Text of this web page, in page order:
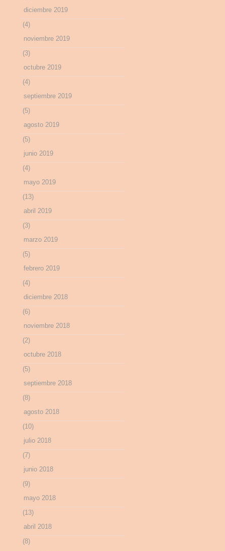
diciembre 2019
(4)
noviembre 2019
(3)
octubre 2019
(4)
septiembre 2019
(5)
agosto 2019
(5)
junio 2019
(4)
mayo 2019
(13)
abril 2019
(3)
marzo 2019
(5)
febrero 2019
(4)
diciembre 2018
(6)
noviembre 2018
(2)
octubre 2018
(5)
septiembre 2018
(8)
agosto 2018
(10)
julio 2018
(7)
junio 2018
(9)
mayo 2018
(13)
abril 2018
(8)